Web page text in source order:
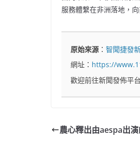
服務體繫在非洲落地，
原始來源 ：智聞捷發
網址： https://
歡迎前往新聞發佈平
農心釋出由aespa出